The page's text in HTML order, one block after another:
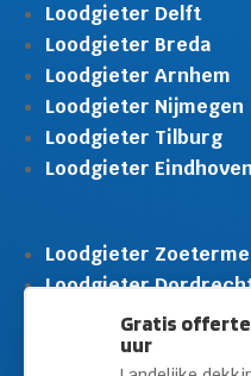
Gratis offerte
uur
Loodgieter Delft
Loodgieter Breda
Loodgieter Arnhem
Loodgieter Nijmegen
Loodgieter Tilburg
Loodgieter
Loodgieter
Loodgieter
Loodgieter Rijswijk
Loodgieter Schiedam